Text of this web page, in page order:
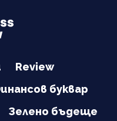
Review
буквар
Зелено бъдеще